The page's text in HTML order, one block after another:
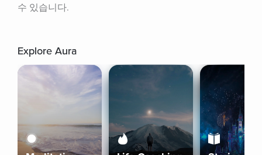
수 있습니다.
Explore Aura